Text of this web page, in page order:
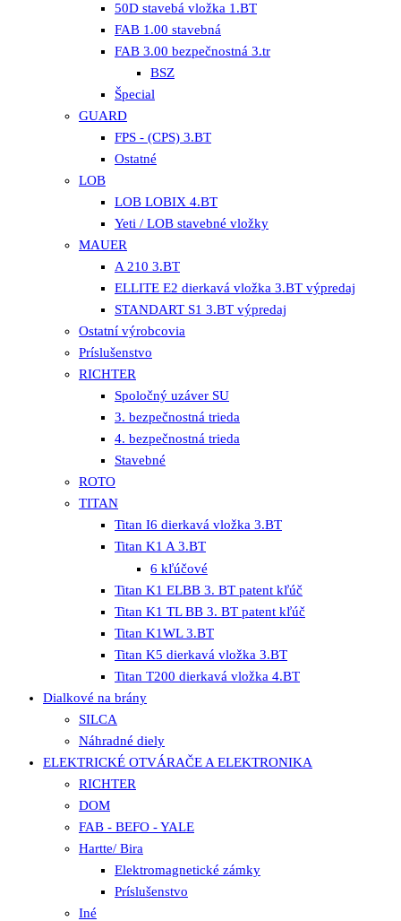
50D stavebá vložka 1.BT
FAB 1.00 stavebná
FAB 3.00 bezpečnostná 3.tr
BSZ
Špecial
GUARD
FPS - (CPS) 3.BT
Ostatné
LOB
LOB LOBIX 4.BT
Yeti / LOB stavebné vložky
MAUER
A 210 3.BT
ELLITE E2 dierkavá vložka 3.BT výpredaj
STANDART S1 3.BT výpredaj
Ostatní výrobcovia
Príslušenstvo
RICHTER
Spoločný uzáver SU
3. bezpečnostná trieda
4. bezpečnostná trieda
Stavebné
ROTO
TITAN
Titan I6 dierkavá vložka 3.BT
Titan K1 A 3.BT
6 kľúčové
Titan K1 ELBB 3. BT patent kľúč
Titan K1 TL BB 3. BT patent kľúč
Titan K1WL 3.BT
Titan K5 dierkavá vložka 3.BT
Titan T200 dierkavá vložka 4.BT
Dialkové na brány
SILCA
Náhradné diely
ELEKTRICKÉ OTVÁRAČE A ELEKTRONIKA
RICHTER
DOM
FAB - BEFO - YALE
Hartte/ Bira
Elektromagnetické zámky
Príslušenstvo
Iné